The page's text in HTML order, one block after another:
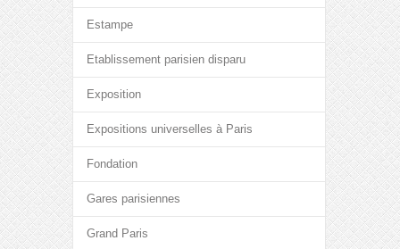
Estampe
Etablissement parisien disparu
Exposition
Expositions universelles à Paris
Fondation
Gares parisiennes
Grand Paris